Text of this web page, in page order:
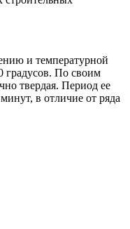
и температурной
градусов. По своим
твердая. Период ее
в отличие от ряда